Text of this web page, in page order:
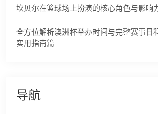
坎贝尔在篮球场上扮演的核心角色与影响
全方位解析澳洲杯举办时间与完整赛事日
实用指南篇
导航